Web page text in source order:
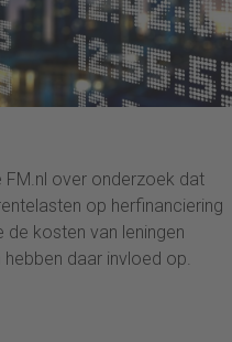
FM.nl over onderzoek dat
op herfinanciering
kosten van leningen
daar invloed op.